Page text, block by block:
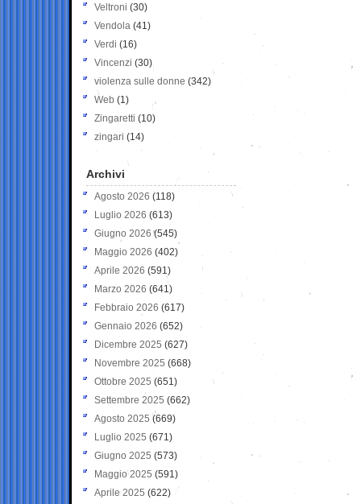
Veltroni (30)
Vendola (41)
Verdi (16)
Vincenzi (30)
violenza sulle donne (342)
Web (1)
Zingaretti (10)
zingari (14)
Archivi
Agosto 2026 (118)
Luglio 2026 (613)
Giugno 2026 (545)
Maggio 2026 (402)
Aprile 2026 (591)
Marzo 2026 (641)
Febbraio 2026 (617)
Gennaio 2026 (652)
Dicembre 2025 (627)
Novembre 2025 (668)
Ottobre 2025 (651)
Settembre 2025 (662)
Agosto 2025 (669)
Luglio 2025 (671)
Giugno 2025 (573)
Maggio 2025 (591)
Aprile 2025 (622)